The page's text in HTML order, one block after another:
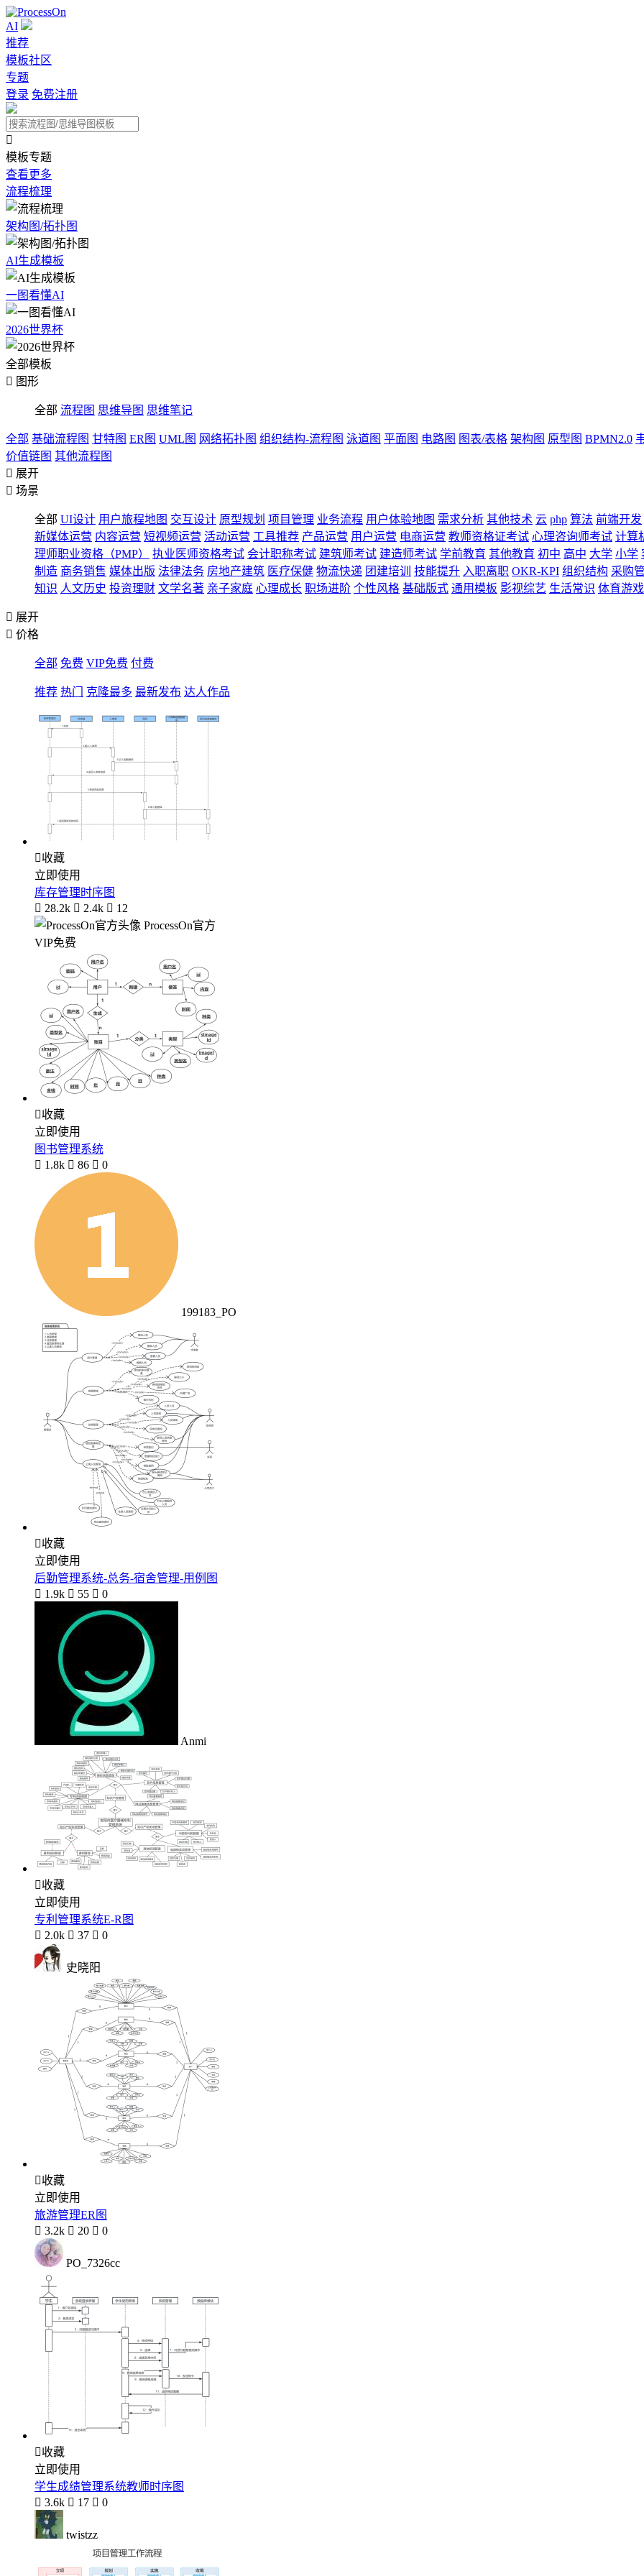
AI
推荐
模板社区
专题
登录 免费注册

模板专题
查看更多
流程梳理
架构图/拓扑图
AI生成模板
一图看懂AI
2026世界杯
全部模板
 图形
全部 流程图 思维导图 思维笔记
全部 基础流程图 甘特图 ER图 UML图 网络拓扑图 组织结构-流程图 泳道图 平面图 电路图 图表/表格 架构图 原型图 BPMN2.0
价值链图 其他流程图
 展开
 场景
全部 UI设计 用户旅程地图 交互设计 原型规划 项目管理 业务流程 用户体验地图 需求分析 其他技术 云 php 算法 前端开发
新媒体运营 内容运营 短视频运营 活动运营 工具推荐 产品运营 用户运营 电商运营 教师资格证考试 心理咨询师考试 计算
理师职业资格（PMP）
执业医师资格考试 会计职称考试 建筑师考试 建造师考试 学前教育 其他教育 初中 高中 大学 小学
制造 商务销售 媒体出版 法律法务 房地产建筑 医疗保健 物流快递 团建培训 技能提升 入职离职 OKR-KPI 组织结构 采购
知识 人文历史 投资理财 文学名著 亲子家庭 心理成长 职场进阶 个性风格 基础版式 通用模板 影视综艺 生活常识 体育游戏
 展开
 价格
全部 免费 VIP免费 付费
推荐 热门 克隆最多 最新发布 达人作品
收藏
立即使用
库存管理时序图
 28.2k  2.4k  12
ProcessOn官方
VIP免费
收藏
立即使用
图书管理系统
 1.8k  86  0
199183_PO
收藏
立即使用
后勤管理系统-总务-宿舍管理-用例图
 1.9k  55  0
Anmi
收藏
立即使用
专利管理系统E-R图
 2.0k  37  0
史晓阳
收藏
立即使用
旅游管理ER图
 3.2k  20  0
PO_7326cc
收藏
立即使用
学生成绩管理系统教师时序图
 3.6k  17  0
twistzz